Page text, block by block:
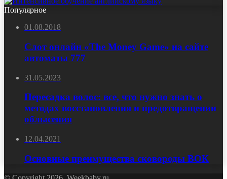
Популярное
01.08.2018
Слот онлайн «The Money Game» на сайте
автоматы 777
31.05.2023
Пересадка волос: все, что нужно знать о
методах восстановления и предотвращении
облысения
12.04.2021
Основные преимущества сковороды ВОК